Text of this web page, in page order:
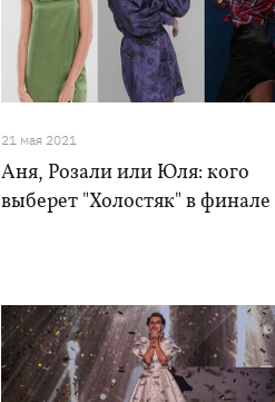
21 мая 2021
Аня, Розали или Юля: кого
выберет "Холостяк" в финале